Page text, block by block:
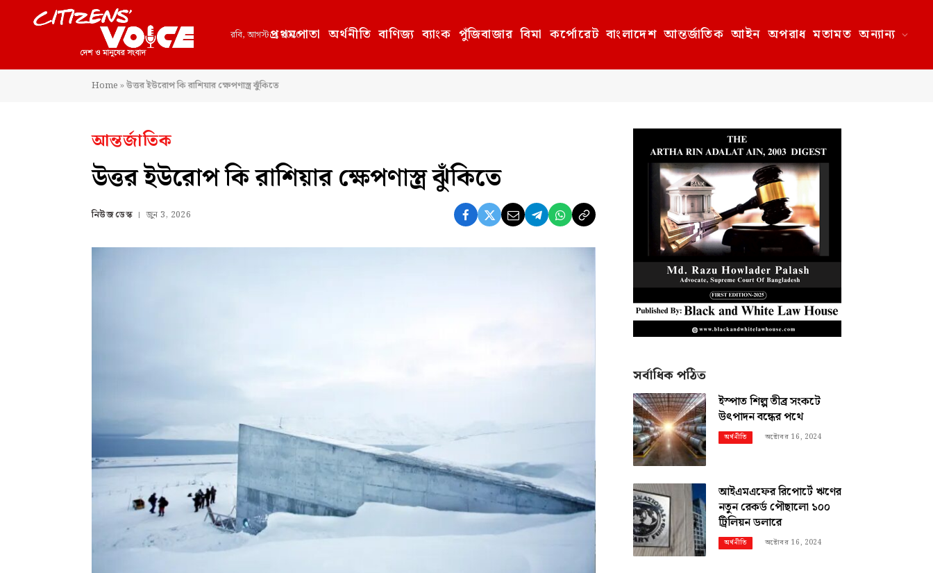
রবি, আগস্ট 9, 2026
প্রথমপাতা অর্থনীতি বাণিজ্য ব্যাংক পুঁজিবাজার বিমা কর্পোরেট বাংলাদেশ আন্তর্জাতিক আইন অপরাধ মতামত অন্যান্য
Home»উত্তর ইউরোপ কি রাশিয়ার ক্ষেপণাস্ত্র ঝুঁকিতে
আন্তর্জাতিক
উত্তর ইউরোপ কি রাশিয়ার ক্ষেপণাস্ত্র ঝুঁকিতে
নিউজ ডেস্ক জুন 3, 2026
সর্বাধিক পঠিত
ইস্পাত শিল্প তীব্র সংকটে
উৎপাদন বন্ধের পথে
অর্থনীতি অক্টোবর 16, 2024
আইএমএফের রিপোর্টে ঋণের
নতুন রেকর্ড পৌছালো ১০০
ট্রিলিয়ন ডলারে
অর্থনীতি অক্টোবর 16, 2024